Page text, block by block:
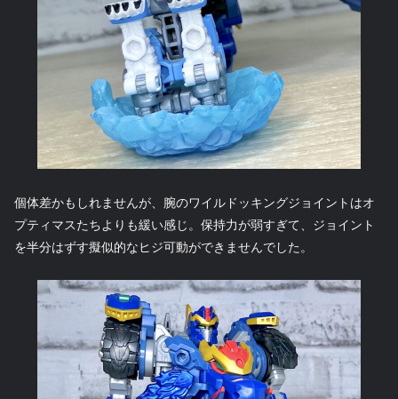
個体差かもしれませんが、腕のワイルドッキングジョイントはオ
プティマスたちよりも緩い感じ。保持力が弱すぎて、ジョイント
を半分はずす擬似的なヒジ可動ができませんでした。